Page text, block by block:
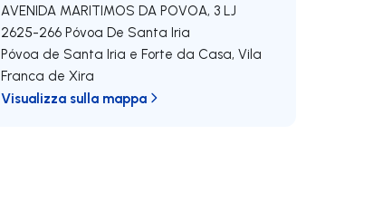
AVENIDA MARITIMOS DA POVOA, 3 LJ
2625-266 Póvoa De Santa Iria
Póvoa de Santa Iria e Forte da Casa,Vila
Franca de Xira
Visualizza sulla mappa